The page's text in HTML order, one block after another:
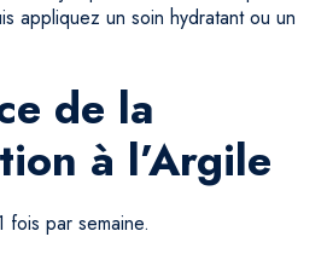
appliquez un soin hydratant ou un
de la
à l’Argile
fois par semaine.